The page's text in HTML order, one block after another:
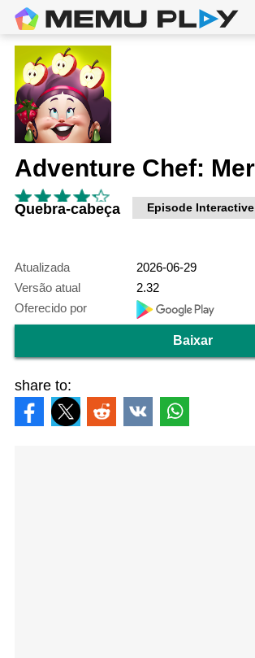
Quebra-cabeça Episode Interactive
Atualizada
2026-06-29
Versão atual
2.32
Oferecido por
Baixar
share to: